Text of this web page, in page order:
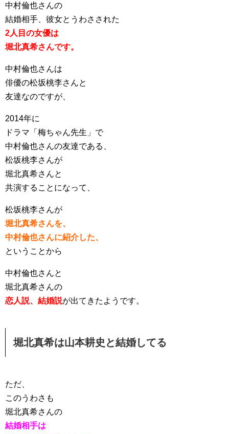
中村倫也さんの
結婚相手、彼女とうわさされた
2人目の女優は
堀北真希さんです。
中村倫也さんは
俳優の松坂桃李さんと
友達なのですが、
2014年に
ドラマ「梅ちゃん先生」で
中村倫也さんの友達である、
松坂桃李さんが
堀北真希さんと
共演することになって、
松坂桃李さんが
堀北真希さんを、
中村倫也さんに紹介した、
ということから
中村倫也さんと
堀北真希さんの
恋人説、結婚説が出てきたようです。
堀北真希は山本耕史と結婚してる
ただ、
このうわさも
堀北真希さんの
結婚相手は